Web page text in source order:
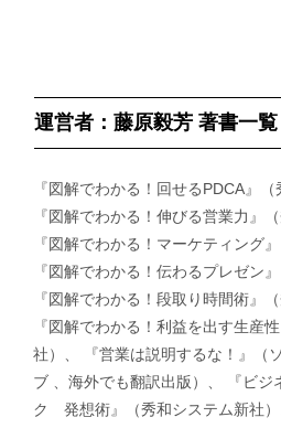
運営者：藤原毅芳 著書一
『図解でわかる！回せるPDCA』（
『図解でわかる！伸びる営業力』
『図解でわかる！マーケティング
『図解でわかる！伝わるプレゼン
『図解でわかる！段取り時間術』
『図解でわかる！利益を出す生産
社）、 『営業は説明するな！』（
ブ 、海外でも翻訳出版）、 『ビジ
ク 発想術』（秀和システム新社）